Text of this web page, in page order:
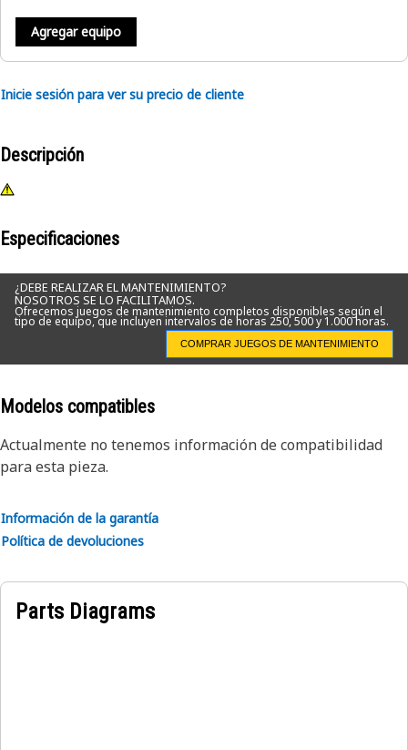
Agregar equipo
Inicie sesión para ver su precio de cliente
Descripción
Especificaciones
¿DEBE REALIZAR EL MANTENIMIENTO?
NOSOTROS SE LO FACILITAMOS.
Ofrecemos juegos de mantenimiento completos disponibles según el
tipo de equipo, que incluyen intervalos de horas 250, 500 y 1.000 horas.
COMPRAR JUEGOS DE MANTENIMIENTO
Modelos compatibles
Actualmente no tenemos información de compatibilidad
para esta pieza.
Información de la garantía
Política de devoluciones
Parts Diagrams